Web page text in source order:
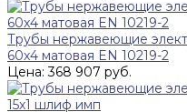
Трубы нержавеющие
60x4 матовая EN 10219-2
Цена: 368 907 руб.